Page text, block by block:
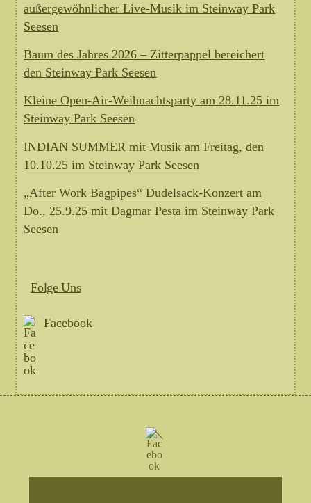
außergewöhnlicher Live-Musik im Steinway Park
Seesen
Baum des Jahres 2026 – Zitterpappel bereichert
den Steinway Park Seesen
Kleine Open-Air-Weihnachtsparty am 28.11.25 im
Steinway Park Seesen
INDIAN SUMMER mit Musik am Freitag, den
10.10.25 im Steinway Park Seesen
„After Work Bagpipes“ Dudelsack-Konzert am
Do., 25.9.25 mit Dagmar Pesta im Steinway Park
Seesen
Folge Uns
Facebook
Back
To
Top